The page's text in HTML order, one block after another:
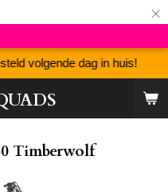
×
volgende dag in huis!
Timberwolf